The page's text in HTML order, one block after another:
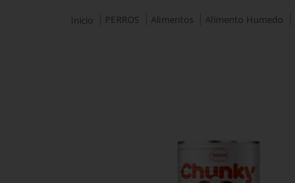
PERROS Alimentos Alimento Humedo